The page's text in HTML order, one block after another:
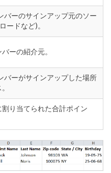
バーのサインアップ元のソー
ードなど)。
ーの紹介元。
バーがサインアップした場所
り当てられた合計ポイン